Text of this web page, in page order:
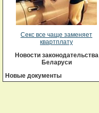
Секс все чаще заменяет
квартплату
Новости законодательства
Беларуси
Новые документы